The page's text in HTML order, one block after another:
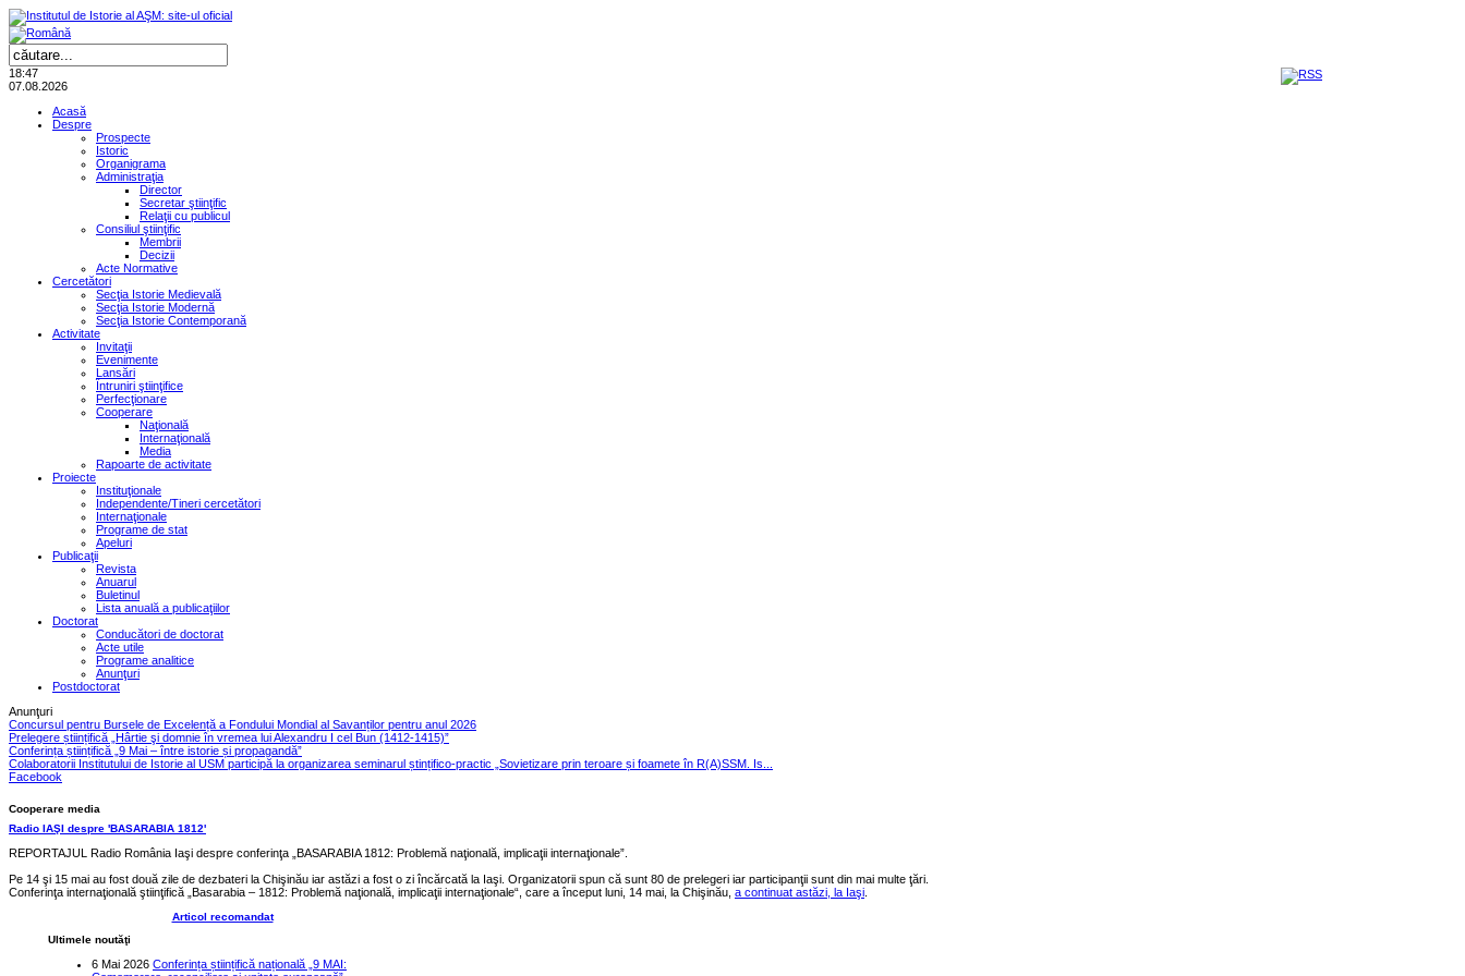
18:47
07.08.2026
Acasă
Despre
Prospecte
Istoric
Organigrama
Administraţia
Director
Secretar ştiinţific
Relaţii cu publicul
Consiliul ştiinţific
Membrii
Decizii
Acte Normative
Cercetători
Secţia Istorie Medievală
Secţia Istorie Modernă
Secţia Istorie Contemporană
Activitate
Invitaţii
Evenimente
Lansări
Întruniri ştiinţifice
Perfecţionare
Cooperare
Naţională
Internaţională
Media
Rapoarte de activitate
Proiecte
Instituţionale
Independente/Tineri cercetători
Internaţionale
Programe de stat
Apeluri
Publicaţii
Revista
Anuarul
Buletinul
Lista anuală a publicaţiilor
Doctorat
Conducători de doctorat
Acte utile
Programe analitice
Anunţuri
Postdoctorat
Anunţuri
Concursul pentru Bursele de Excelență a Fondului Mondial al Savanților pentru anul 2026
Prelegere științifică „Hârtie şi domnie în vremea lui Alexandru I cel Bun (1412-1415)”
Conferința științifică „9 Mai – între istorie și propagandă”
Colaboratorii Institutului de Istorie al USM participă la organizarea seminarul ștințifico-practic „Sovietizare prin teroare și foamete în R(A)SSM. Is...
Facebook
Cooperare media
Radio IAŞI despre 'BASARABIA 1812'
REPORTAJUL Radio România Iaşi despre conferinţa „BASARABIA 1812: Problemă naţională, implicaţii internaţionale”.
Pe 14 şi 15 mai au fost două zile de dezbateri la Chişinău iar astăzi a fost o zi încărcată la Iaşi. Organizatorii spun că sunt 80 de prelegeri iar participanţii sunt din mai multe ţări.
Conferinţa internaţională ştiinţifică „Basarabia – 1812: Problemă naţională, implicaţii internaţionale“, care a început luni, 14 mai, la Chişinău, a continuat astăzi, la Iaşi
Articol recomandat
Ultimele noutăţi
6 Mai 2026 Conferința științifică națională „9 MAI: